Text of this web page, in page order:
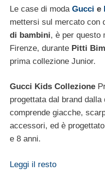
Le case di moda Gucci e
mettersi sul mercato con
di bambini, è per questo
Firenze, durante Pitti
prima collezione Junior.
Gucci Kids Collezione
progettata dal brand dalla
comprende giacche,
accessori, ed è
e 8 anni.
Leggi il resto